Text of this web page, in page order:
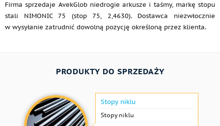
Firma sprzedaje AvekGlob niedrogie arkusze i taśmy, markę stopu
stali NIMONIC 75 (stop 75, 2,4630). Dostawca niezwłocznie
w wysyłanie zatrudnić dowolną pozycję określoną przez klienta.
PRODUKTY DO SPRZEDAŻY
Stopy niklu
Stopy niklu